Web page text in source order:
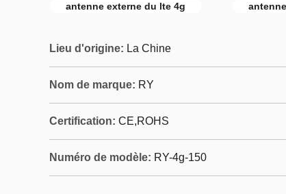
antenne externe du lte 4g
Lieu d'origine: La Chine
Nom de marque: RY
Certification: CE,ROHS
Numéro de modèle: RY-4g-150